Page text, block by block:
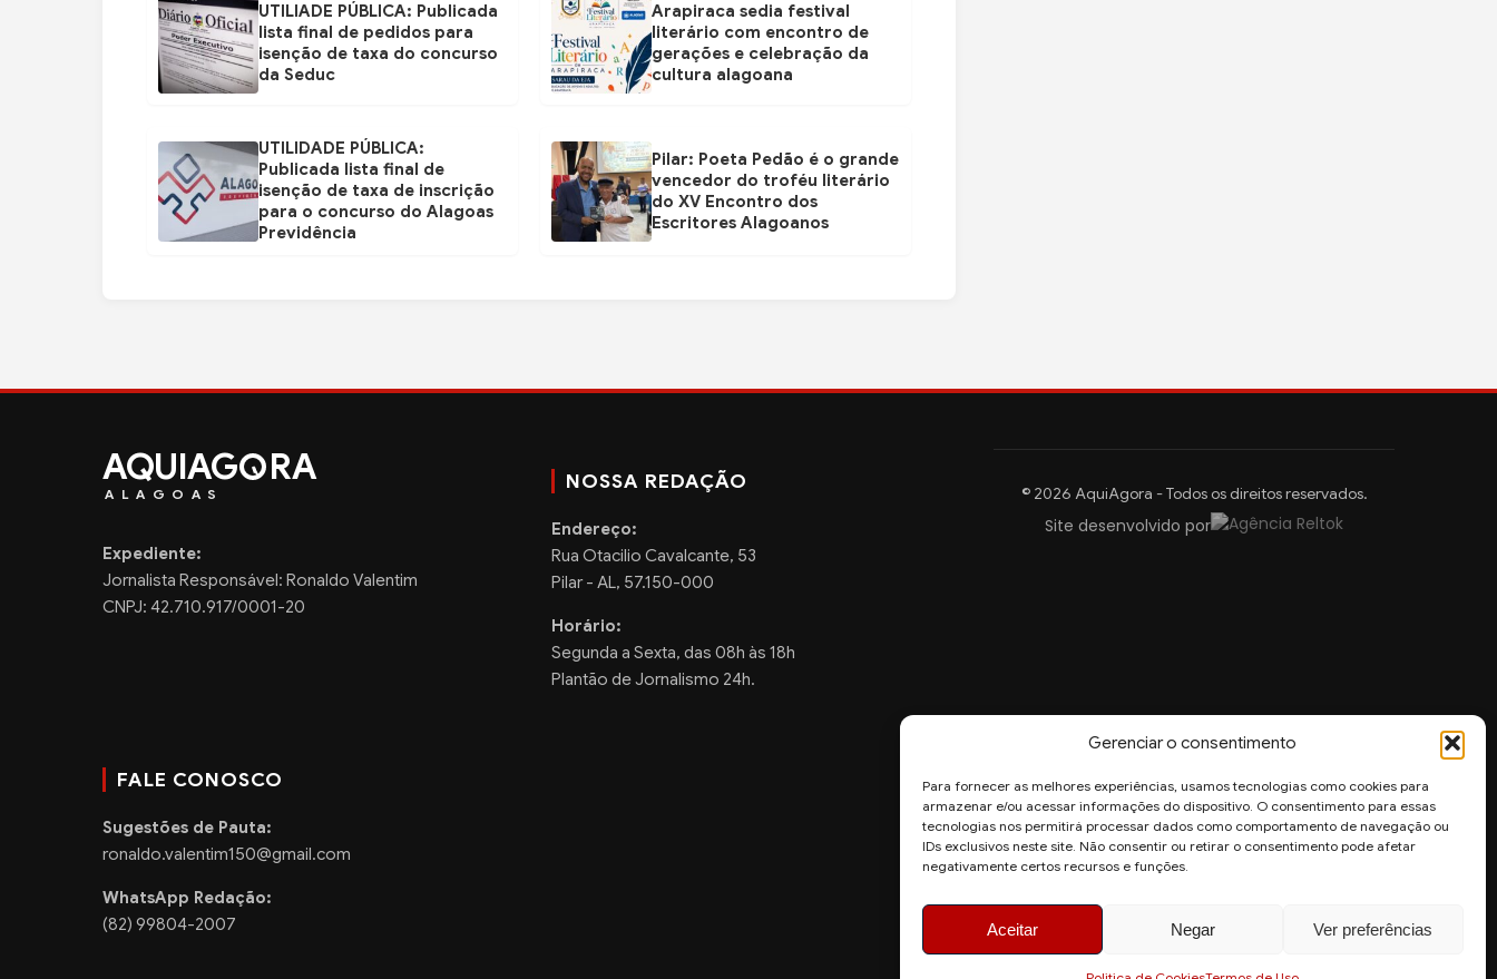
Gerenciar o consentimento
Para fornecer as melhores experiências, usamos tecnologias como cookies para
armazenar e/ou acessar informações do dispositivo. O consentimento para essas
tecnologias nos permitirá processar dados como comportamento de navegação ou
IDs exclusivos neste site. Não consentir ou retirar o consentimento pode afetar
negativamente certos recursos e funções.
Aceitar Negar Ver preferências
UTILIADE PÚBLICA: Publicada
lista final de pedidos para
isenção de taxa do concurso
da Seduc
Arapiraca sedia festival
literário com encontro de
gerações e celebração da
cultura alagoana
UTILIDADE PÚBLICA:
Publicada lista final de
isenção de taxa de inscrição
para o concurso do Alagoas
Previdência
Pilar: Poeta Pedão é o grande
vencedor do troféu literário
do XV Encontro dos
Escritores Alagoanos
AQUIAG RA
ALAGOAS
Expediente:
Jornalista Responsável: Ronaldo Valentim
CNPJ: 42.710.917/0001-20
NOSSA REDAÇÃO
Endereço:
Rua Otacilio Cavalcante, 53
Pilar - AL, 57.150-000
Horário:
Segunda a Sexta, das 08h às 18h
Plantão de Jornalismo 24h.
FALE CONOSCO
Sugestões de Pauta:
ronaldo.valentim150@gmail.com
WhatsApp Redação:
(82) 99804-2007
© 2026 AquiAgora - Todos os direitos reservados.
Site desenvolvido por